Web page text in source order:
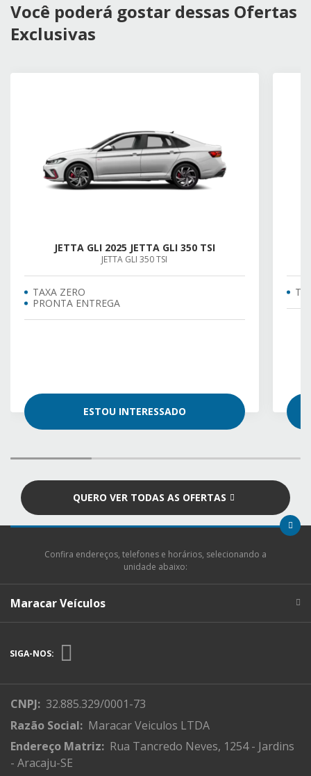
Você poderá gostar dessas Ofertas
Exclusivas
JETTA GLI 2025 JETTA GLI 350 TSI
JETTA GLI 350 TSI
TAXA ZERO
PRONTA ENTREGA
ESTOU INTERESSADO
QUERO VER TODAS AS OFERTAS
Confira endereços, telefones e horários, selecionando a
unidade abaixo:
Maracar Veículos
SIGA-NOS:
CNPJ: 32.885.329/0001-73
Razão Social: Maracar Veiculos LTDA
Endereço Matriz: Rua Tancredo Neves, 1254 - Jardins
- Aracaju-SE